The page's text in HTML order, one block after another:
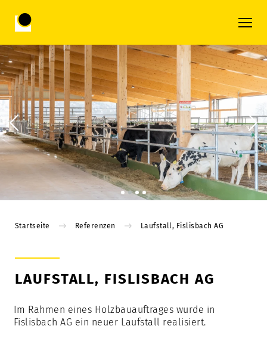
Startseite Referenzen Laufstall, Fislisbach AG
LAUFSTALL, FISLISBACH AG
Im Rahmen eines Holzbauauftrages wurde in
Fislisbach AG ein neuer Laufstall realisiert.